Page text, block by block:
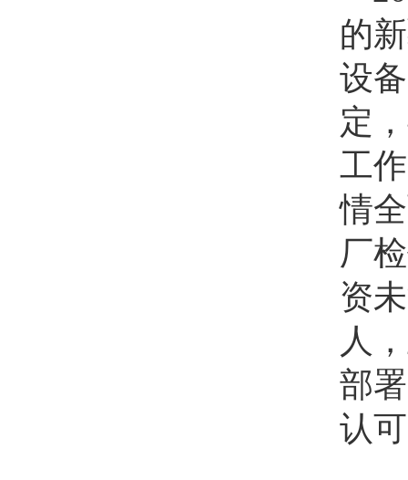
的
设
定
工
情
厂
资
人
部
认